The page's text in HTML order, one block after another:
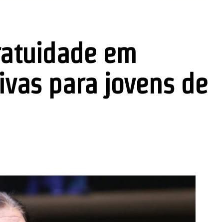
em
para jovens de